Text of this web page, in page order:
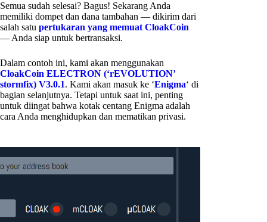
Semua sudah selesai? Bagus! Sekarang Anda
memiliki dompet dan dana tambahan — dikirim dari
salah satu pertukaran yang memuat CloakCoin
— Anda siap untuk bertransaksi.
Dalam contoh ini, kami akan menggunakan
CloakCoin ELECTRON (‘rEVOLUTION’
stormfix) V3.0.1. Kami akan masuk ke ‘Enigma‘ di
bagian selanjutnya. Tetapi untuk saat ini, penting
untuk diingat bahwa kotak centang Enigma adalah
cara Anda menghidupkan dan mematikan privasi.